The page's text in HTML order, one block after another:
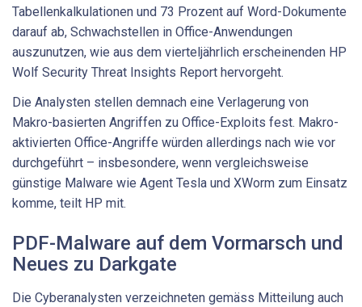
Tabellenkalkulationen und 73 Prozent auf Word-Dokumente
darauf ab, Schwachstellen in Office-Anwendungen
auszunutzen, wie aus dem vierteljährlich erscheinenden HP
Wolf Security Threat Insights Report hervorgeht.
Die Analysten stellen demnach eine Verlagerung von
Makro-basierten Angriffen zu Office-Exploits fest. Makro-
aktivierten Office-Angriffe würden allerdings nach wie vor
durchgeführt – insbesondere, wenn vergleichsweise
günstige Malware wie Agent Tesla und XWorm zum Einsatz
komme, teilt HP mit.
PDF-Malware auf dem Vormarsch und
Neues zu Darkgate
Die Cyberanalysten verzeichneten gemäss Mitteilung auch